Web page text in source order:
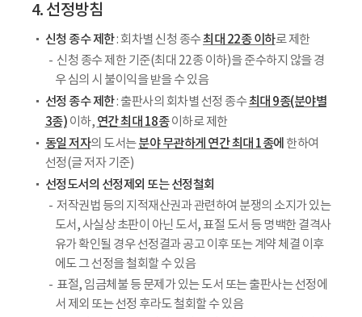
4. 선정방침
신청 종수 제한: 회차별 신청 종수최대 22종 이하로 제한
신청 종수 제한 기준(최대 22종 이하)을 준수하지 않을 경
우 심의 시 불이익을 받을 수 있음
선정 종수 제한: 출판사의 회차별 선정 종수최대 9종(분야별
3종) 이하, 연간 최대 18종이하로 제한
동일 저자의 도서는분야 무관하게 연간 최대 1종에 한하여
선정(글 저자 기준)
선정도서의 선정제외 또는 선정철회
저작권법 등의 지적재산권과 관련하여 분쟁의 소지가 있는
도서, 사실상 초판이 아닌 도서, 표절 도서 등 명백한 결격사
유가 확인될 경우 선정결과 공고 이후 또는 계약 체결 이후
에도 그 선정을 철회할 수 있음
표절, 임금체불 등 문제가 있는 도서 또는 출판사는 선정에
서 제외 또는 선정 후라도 철회할 수 있음